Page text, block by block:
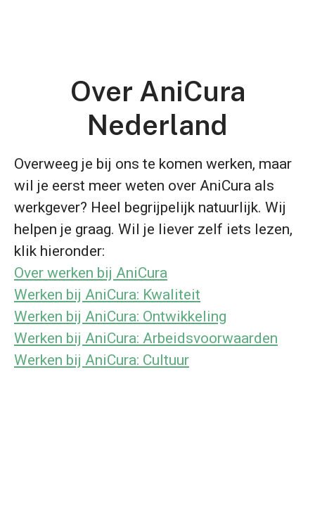
Over AniCura
Nederland
Overweeg je bij ons te komen werken, maar
wil je eerst meer weten over AniCura als
werkgever? Heel begrijpelijk natuurlijk. Wij
helpen je graag. Wil je liever zelf iets lezen,
klik hieronder:
Over werken bij AniCura
Werken bij AniCura: Kwaliteit
Werken bij AniCura: Ontwikkeling
Werken bij AniCura: Arbeidsvoorwaarden
Werken bij AniCura: Cultuur